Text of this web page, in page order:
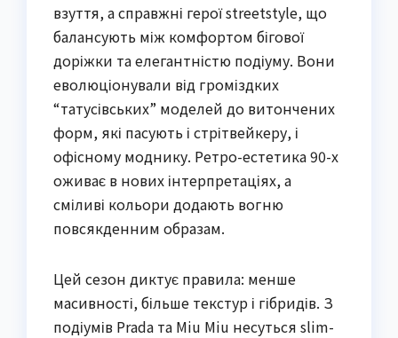
взуття, а справжні герої streetstyle, що
балансують між комфортом бігової
доріжки та елегантністю подіуму. Вони
еволюціонували від громіздких
“татусівських” моделей до витончених
форм, які пасують і стрітвейкеру, і
офісному моднику. Ретро-естетика 90-х
оживає в нових інтерпретаціях, а
сміливі кольори додають вогню
повсякденним образам.
Цей сезон диктує правила: менше
масивності, більше текстур і гібридів. З
подіумів Prada та Miu Miu несуться slim-